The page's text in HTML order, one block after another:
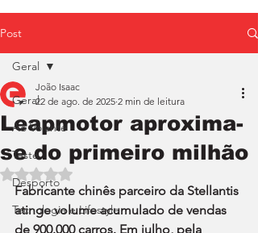
Post
Geral
Ao Volante
Teste
Desporto
Tecnologia e Lifestyle
Geral
Leapmotor aproxima-
se do primeiro milhão
João Isaac
22 de ago. de 2025 2 min de leitura
Avaliado com NaN de 5 estrelas.
Fabricante chinês parceiro da Stellantis
atinge volume acumulado de vendas
de 900.000 carros. Em julho, pela